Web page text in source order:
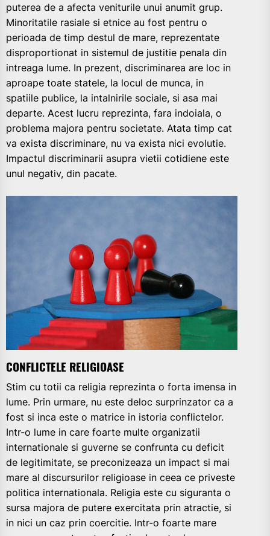
puterea de a afecta veniturile unui anumit grup.
Minoritatile rasiale si etnice au fost pentru o
perioada de timp destul de mare, reprezentate
disproportionat in sistemul de justitie penala din
intreaga lume. In prezent, discriminarea are loc in
aproape toate statele, la locul de munca, in
spatiile publice, la intalnirile sociale, si asa mai
departe. Acest lucru reprezinta, fara indoiala, o
problema majora pentru societate. Atata timp cat
va exista discriminare, nu va exista nici evolutie.
Impactul discriminarii asupra vietii cotidiene este
unul negativ, din pacate.
CONFLICTELE RELIGIOASE
Stim cu totii ca religia reprezinta o forta imensa in
lume. Prin urmare, nu este deloc surprinzator ca a
fost si inca este o matrice in istoria conflictelor.
Intr-o lume in care foarte multe organizatii
internationale si guverne se confrunta cu deficit
de legitimitate, se preconizeaza un impact si mai
mare al discursurilor religioase in ceea ce priveste
politica internationala. Religia este cu siguranta o
sursa majora de putere exercitata prin atractie, si
in nici un caz prin coercitie. Intr-o foarte mare